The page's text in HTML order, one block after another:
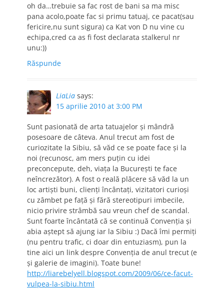
oh da…trebuie sa fac rost de bani sa ma misc
pana acolo,poate fac si primu tatuaj, ce pacat(sau
fericire,nu sunt sigura) ca Kat von D nu vine cu
echipa,cred ca as fi fost declarata stalkerul nr
unu:))
Răspunde
LiaLia says:
15 aprilie 2010 at 3:00 PM
Sunt pasionată de arta tatuajelor şi mândră
posesoare de câteva. Anul trecut am fost de
curiozitate la Sibiu, să văd ce se poate face şi la
noi (recunosc, am mers puţin cu idei
preconcepute, deh, viaţa la Bucureşti te face
neîncrezător). A fost o reală plăcere să văd la un
loc artişti buni, clienţi încântaţi, vizitatori curioşi
cu zâmbet pe faţă şi fără stereotipuri imbecile,
nicio privire strâmbă sau vreun chef de scandal.
Sunt foarte încântată că se continuă Convenţia şi
abia aştept să ajung iar la Sibiu :) Dacă îmi permiţi
(nu pentru trafic, ci doar din entuziasm), pun la
tine aici un link despre Convenţia de anul trecut (e
şi galerie de imagini). Toate bune!
http://liarebelyell.blogspot.com/2009/06/ce-facut-
vulpea-la-sibiu.html